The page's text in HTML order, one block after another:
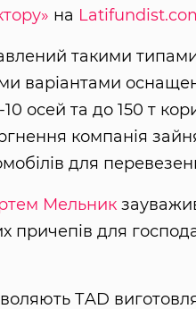
на
такими типами
варіантами
осей та до 150 т
компанія
для
Мельник
причепів для
ТAD